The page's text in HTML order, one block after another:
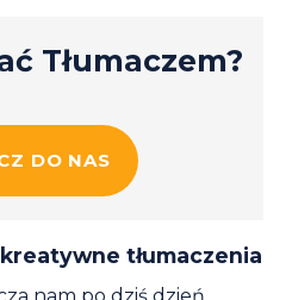
Tłumaczem?
DO NAS
tłumaczenia